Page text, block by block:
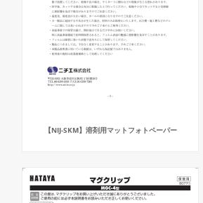
【NIJ-SKM】溶剤用マットフォトペーパー